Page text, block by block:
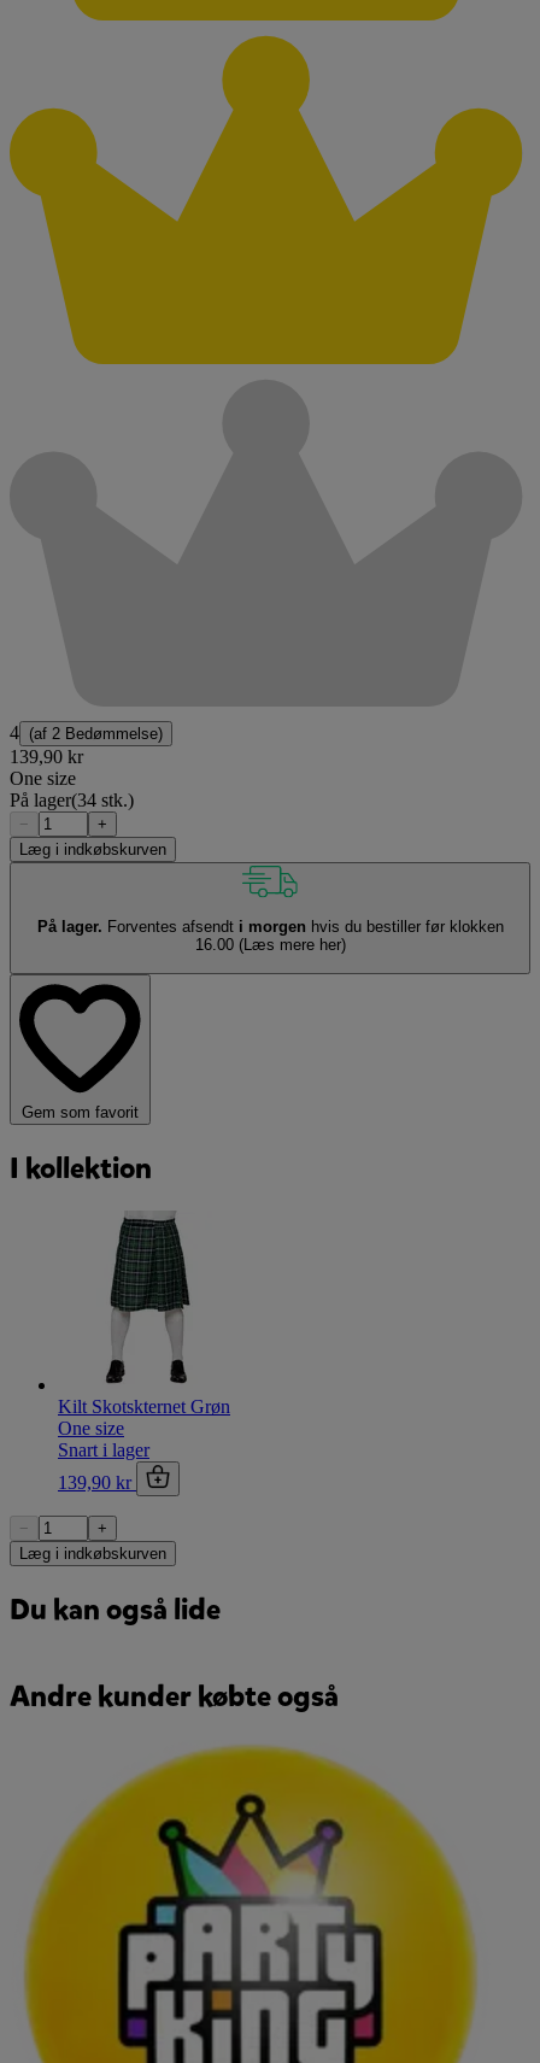
4 (af 2 Bedømmelse)
139,90 kr
One size
På lager(34 stk.)
−
+
Læg i indkøbskurven
På lager. Forventes afsendt i morgen hvis du bestiller før klokken
16.00 (Læs mere her)
Gem som favorit
I kollektion
Kilt Skotskternet Grøn
One size
Snart i lager
139,90 kr
−
+
Læg i indkøbskurven
Du kan også lide
Andre kunder købte også